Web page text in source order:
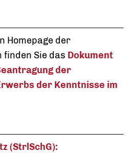
Homepage der
Sie das Dokument
der
der Kenntnisse im
(StrlSchG):